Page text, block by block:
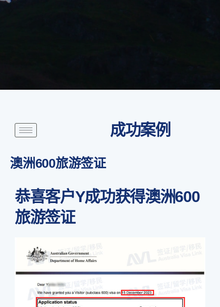
成功案例
澳洲600旅游签证
恭喜客户Y成功获得澳洲600
旅游签证